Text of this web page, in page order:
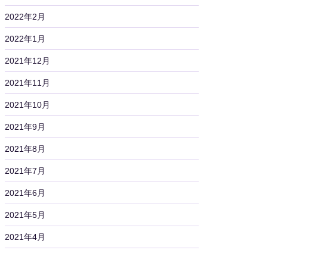
2022年2月
2022年1月
2021年12月
2021年11月
2021年10月
2021年9月
2021年8月
2021年7月
2021年6月
2021年5月
2021年4月